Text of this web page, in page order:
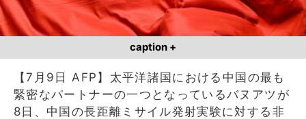
caption +
【7月9日 AFP】太平洋諸国における中国の最も
緊密なパートナーの一つとなっているバヌアツが
8日、中国の長距離ミサイル発射実験に対する非